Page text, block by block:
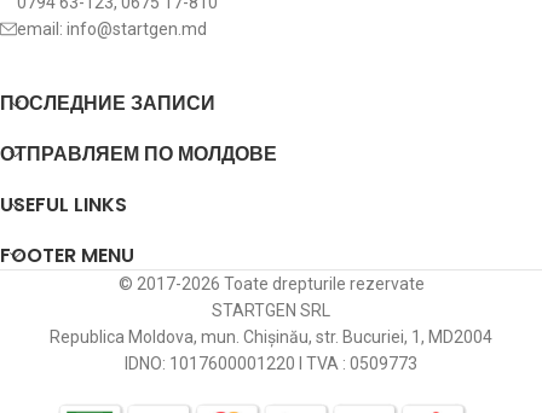
email: info@startgen.md
ПОСЛЕДНИЕ ЗАПИСИ
ОТПРАВЛЯЕМ ПО МОЛДОВЕ
USEFUL LINKS
FOOTER MENU
© 2017-2026 Toate drepturile rezervate
STARTGEN SRL
Republica Moldova, mun. Chișinău, str. Bucuriei, 1, MD2004
IDNO: 1017600001220 I TVA : 0509773